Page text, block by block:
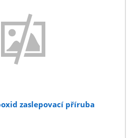
zaslepovací příruba